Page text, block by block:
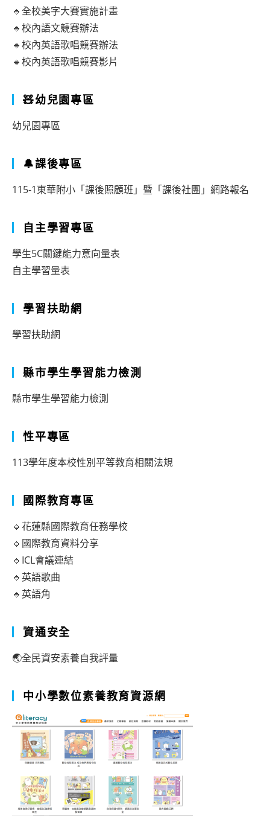
🔹全校美字大賽實施計畫
🔹校內語文競賽辦法
🔹校內英語歌唱競賽辦法
🔹校內英語歌唱競賽影片
🧸幼兒園專區
幼兒園專區
🔔課後專區
115-1東華附小「課後照顧班」暨「課後社團」網路報名
自主學習專區
學生5C關鍵能力意向量表
自主學習量表
學習扶助網
學習扶助網
縣市學生學習能力檢測
縣市學生學習能力檢測
性平專區
113學年度本校性別平等教育相關法規
國際教育專區
🔹花蓮縣國際教育任務學校
🔹國際教育資料分享
🔹ICL會議連結
🔹英語歌曲
🔹英語角
資通安全
🌏全民資安素養自我評量
中小學數位素養教育資源網